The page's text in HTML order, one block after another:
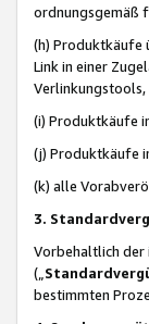
ordnungsgemäß
(h) Produktkäufe
Link in einer
(i) Produktkäufe
(j) Produktkäufe
(k) alle
3.
Vorbehaltlich der
(„
bestimmten